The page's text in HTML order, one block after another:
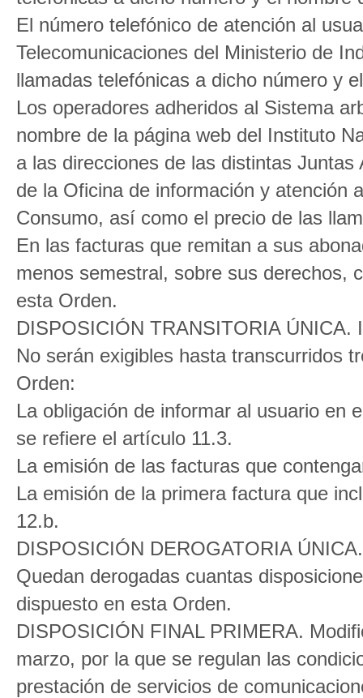
El número telefónico de atención al
Telecomunicaciones del Ministerio de
llamadas telefónicas a dicho número y
Los operadores adheridos al Sistema
nombre de la página web del Instituto
a las direcciones de las distintas
de la Oficina de información y atención
Consumo, así como el precio de las
En las facturas que remitan a sus
menos semestral, sobre sus derechos,
esta Orden.
DISPOSICIÓN TRANSITORIA ÚNICA.
No serán exigibles hasta transcurridos
Orden:
La obligación de informar al usuario en
se refiere el artículo 11.3.
La emisión de las facturas que
La emisión de la primera factura que
12.b.
DISPOSICIÓN DEROGATORIA
Quedan derogadas cuantas
dispuesto en esta Orden.
DISPOSICIÓN FINAL PRIMERA.
marzo, por la que se regulan las
prestación de servicios de